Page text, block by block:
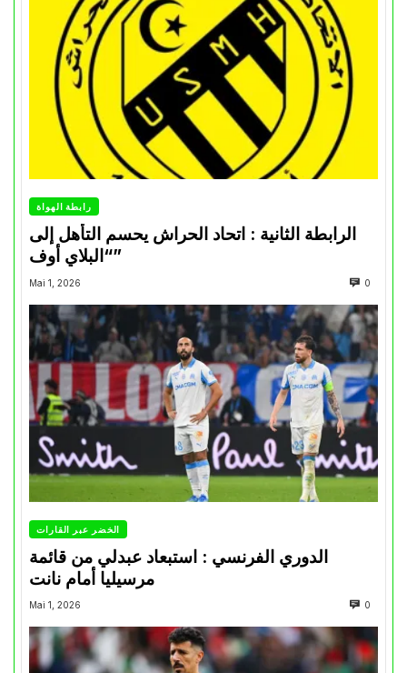
رابطة الهواة
الرابطة الثانية : اتحاد الحراش يحسم التأهل إلى
“البلاي أوف”
Mai 1, 2026 0
الخضر عبر القارات
الدوري الفرنسي : استبعاد عبدلي من قائمة
مرسيليا أمام نانت
Mai 1, 2026 0